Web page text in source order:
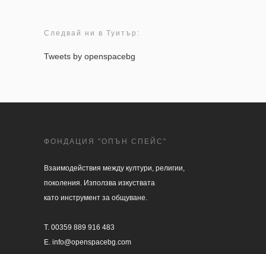
Следвай ни в Туитър:
Tweets by openspacebg
ФОНДАЦИЯ "ОПЪН СПЕЙС"
Взаимодействия между култури, религии,
поколения. Използва изкуствата
като инструмент за общуване.
T. 00359 889 916 483
E. info@openspacebg.com